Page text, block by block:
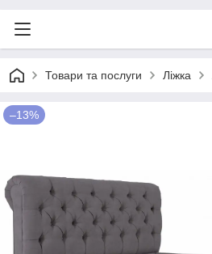
Товари та послуги Ліжка
–13%